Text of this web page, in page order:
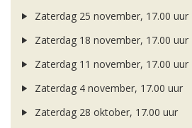
Zaterdag 25 november, 17.00 uur
Zaterdag 18 november, 17.00 uur
Zaterdag 11 november, 17.00 uur
Zaterdag 4 november, 17.00 uur
Zaterdag 28 oktober, 17.00 uur